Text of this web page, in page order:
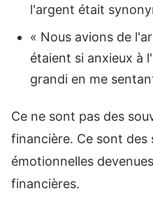
l'argent était
« Nous avions de
étaient si anxieux à
grandi en me
Ce ne sont pas des
financière. Ce sont
émotionnelles
financières.